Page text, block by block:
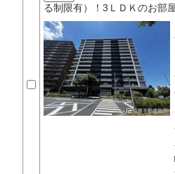
る制限有）！3ＬＤＫのお部